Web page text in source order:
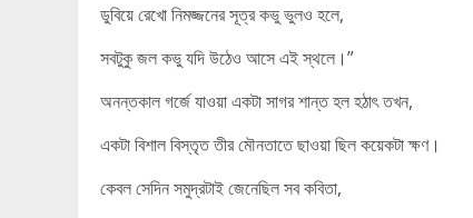
ডুবিয়ে রেখো নিমজ্জনের সূত্র কভু ভুলও হলে,
সবটুকু জল কভু যদি উঠেও আসে এই স্থলে।”
অনন্তকাল গর্জে যাওয়া একটা সাগর শান্ত হল হঠাৎ তখন,
একটা বিশাল বিস্তৃত তীর মৌনতাতে ছাওয়া ছিল কয়েকটা ক্ষণ।
কেবল সেদিন সমুদ্রটাই জেনেছিল সব কবিতা,